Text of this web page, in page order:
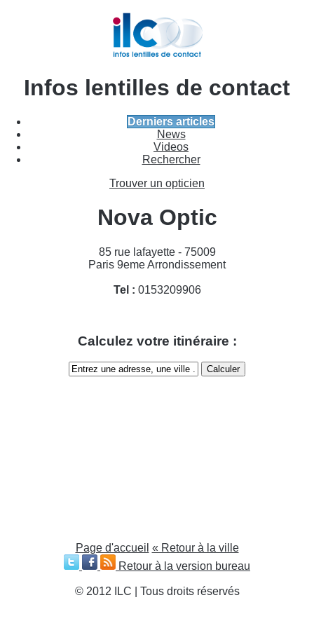
Infos lentilles de contact
Derniers articles
News
Videos
Rechercher
Trouver un opticien
Nova Optic
85 rue lafayette - 75009
Paris 9eme Arrondissement
Tel : 0153209906
Calculez votre itinéraire :
Page d'accueil « Retour à la ville
Retour à la version bureau
© 2012 ILC | Tous droits réservés